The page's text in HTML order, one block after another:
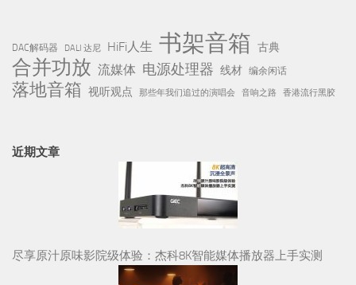
DAC解码器 DALI 达尼 HiFi人生 书架音箱 古典
合并功放 流媒体 电源处理器 线材 编余闲话
落地音箱 视听观点 那些年我们追过的演唱会 音响之路 香港流行黑胶
近期文章
尽享原汁原味影院级体验：杰科8K智能媒体播放器上手实测